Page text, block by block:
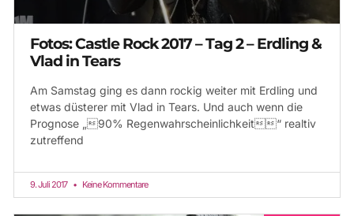
Fotos: Castle Rock 2017 – Tag 2 – Erdling &
Vlad in Tears
Am Samstag ging es dann rockig weiter mit Erdling und
etwas düsterer mit Vlad in Tears. Und auch wenn die
Prognose „90% Regenwahrscheinlichkeit“ realtiv
zutreffend
9. Juli 2017 Keine Kommentare